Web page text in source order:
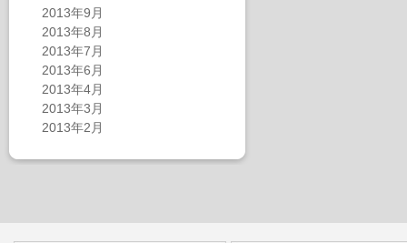
2013年9月
2013年8月
2013年7月
2013年6月
2013年4月
2013年3月
2013年2月